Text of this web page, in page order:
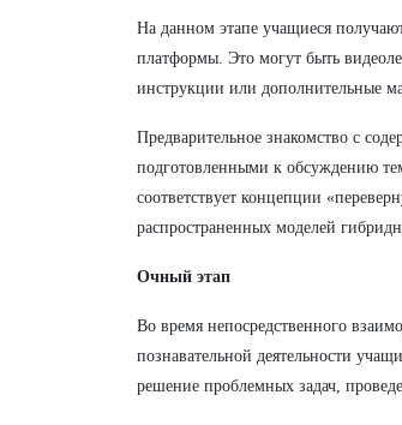
На данном этапе учащиеся
платформы. Это могут быть
инструкции или дополнительные
Предварительное знакомство с
подготовленными к обсуждению
соответствует концепции
распространенных моделей
Очный этап
Во время непосредственного
познавательной деятельности
решение проблемных задач,